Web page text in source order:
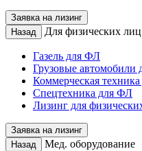
Заявка на лизинг
Назад
Для физических лиц
Газель для ФЛ
Грузовые автомобили
Коммерческая
Спецтехника для ФЛ
Лизинг для
Заявка на лизинг
Назад
Мед. оборудование